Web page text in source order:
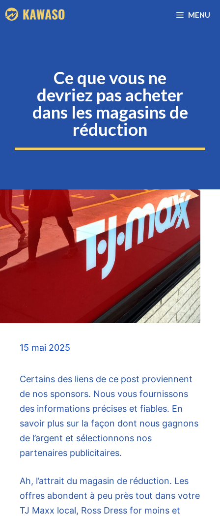
Aller
au
MENU
Ce que vous ne
devriez pas acheter
dans les magasins de
réduction
15 mai 2025
Certains des liens de ce post proviennent
de nos sponsors. Nous vous fournissons
des informations précises et fiables. En
savoir plus sur la façon dont nous gagnons
de l’argent et sélectionnons nos
partenaires publicitaires.
Ah, l’attrait du magasin de réduction. Les
offres abondent à peu près tout dans votre
TJ Maxx local, Ross Dress for moins et